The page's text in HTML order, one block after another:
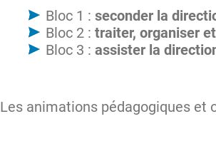
Bloc 1 : seconder la
Bloc 2 : traiter, organiser
Bloc 3 : assister la
Les animations pédagogiques et